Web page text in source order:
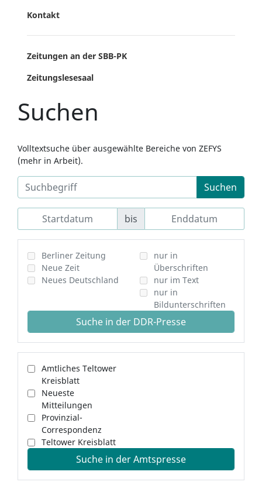
Kontakt
Zeitungen an der SBB-PK
Zeitungslesesaal
Suchen
Volltextsuche über ausgewählte Bereiche von ZEFYS
(mehr in Arbeit).
Suchen
bis
Berliner Zeitung
Neue Zeit
Neues Deutschland
nur in
Überschriften
nur im Text
nur in
Bildunterschriften
Suche in der DDR-Presse
Amtliches Teltower
Kreisblatt
Neueste
Mitteilungen
Provinzial-
Correspondenz
Teltower Kreisblatt
Suche in der Amtspresse